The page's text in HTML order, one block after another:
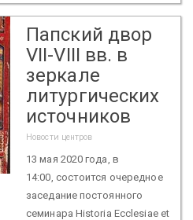
Папский двор
VII-VIII вв. в
зеркале
литургических
источников
Новости центров
13 мая 2020 года, в
14:00, состоится очередное
заседание постоянного
семинара Historia Ecclesiae et